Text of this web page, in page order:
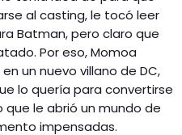
al casting, le tocó leer
Batman, pero claro que
Por eso, Momoa
un nuevo villano de DC,
lo quería para convertirse
que le abrió un mundo de
impensadas.